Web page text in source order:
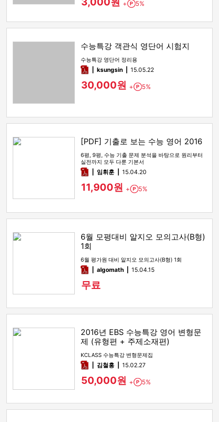
+ Point
5%
수능특강 객관식 영단어 시험지
수능특강 영단어 정리용
pdfksungsin 15.05.22
30,000원 + Point
5%
[PDF] 기출로 보는 수능 영어 2016
6평, 9평, 수능 기출 문제 분석을 바탕으로 원리부터
실전까지 모두 다룬 기본서
pdf임휘훈 15.04.20
11,900원 + Point
5%
6월 모평대비 알지오 모의고사(B형)
1회
6월 평가원 대비 알지오 모의고사(B형) 1회
pdfalgomath 15.04.15
무료
2016년 EBS 수능특강 영어 변형문
제 (유형편 + 주제소재편)
KCLASS 수능특강 변형문제집
pdf김철홍 15.02.27
50,000원 + Point
5%